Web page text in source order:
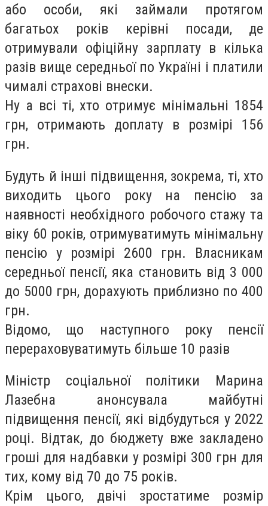
або особи, які займали протягом
багатьох років керівні посади, де
отримували офіційну зарплату в кілька
разів вище середньої по Україні і платили
чималі страхові внески.
Ну а всі ті, хто отримує мінімальні 1854
грн, отримають доплату в розмірі 156
грн.
Будуть й інші підвищення, зокрема, ті, хто
виходить цього року на пенсію за
наявності необхідного робочого стажу та
віку 60 років, отримуватимуть мінімальну
пенсію у розмірі 2600 грн. Власникам
середньої пенсії, яка становить від 3 000
до 5000 грн, дорахують приблизно по 400
грн.
Відомо, що наступного року пенсії
перераховуватимуть більше 10 разів
Міністр соціальної політики Марина
Лазебна анонсувала майбутні
підвищення пенсії, які відбудуться у 2022
році. Відтак, до бюджету вже закладено
гроші для надбавки у розмірі 300 грн для
тих, кому від 70 до 75 років.
Крім цього, двічі зростатиме розмір